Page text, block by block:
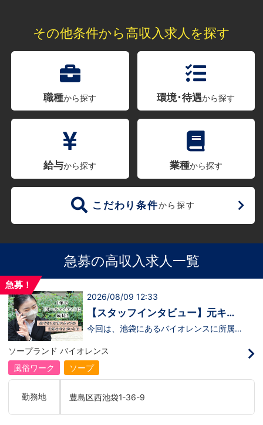
その他条件から高収入求人を探す
職種から探す 環境･待遇から探す
給与から探す 業種から探す
こだわり条件から探す
急募の高収入求人一覧
急募！
2026/08/09 12:33
【スタッフインタビュー】元キャ
ストの佐藤さんが語る“接客にこだ
今回は、池袋にあるバイオレンスに所属し
した。佐藤さんは、もともとキャストとし
て働いていた経験を持ちながら、安定を求
めて“裏方スタッフ”へ転身したスタッフの
ひとりです。転職の決め手は、この業界で
「長く働くことを考えたら、安心できる環
境を選びたかった」 と語ってくれまし
た。佐藤さんのリアルな声は、裏方のお仕
ソープランド バイオレンス
風俗ワーク
ソープ
勤務地 豊島区西池袋1-36-9